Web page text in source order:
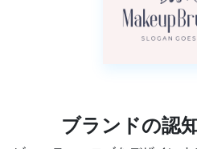
ブランドの認